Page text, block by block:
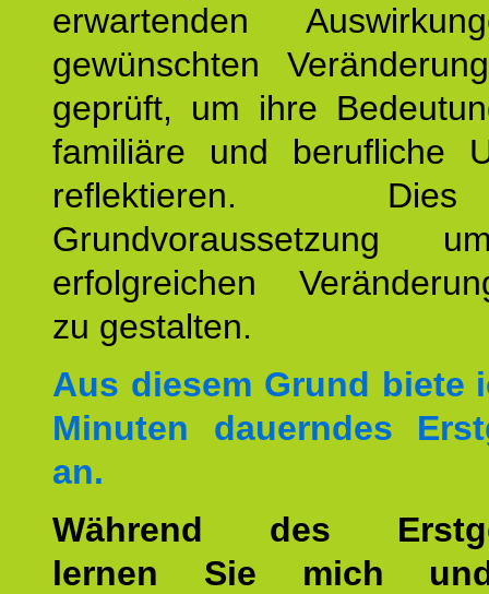
erwartenden
gewünschten
geprüft, um ihre
familiäre und berufliche
reflektieren.
Grundvoraussetzung
erfolgreichen
zu gestalten.
Aus diesem Grund biete
Minuten dauerndes
an.
Während des
lernen Sie mich